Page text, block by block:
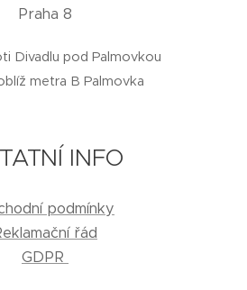
Praha 8
Divadlu pod Palmovkou
metra B Palmovka
INFO
podmínky
řád
GDPR